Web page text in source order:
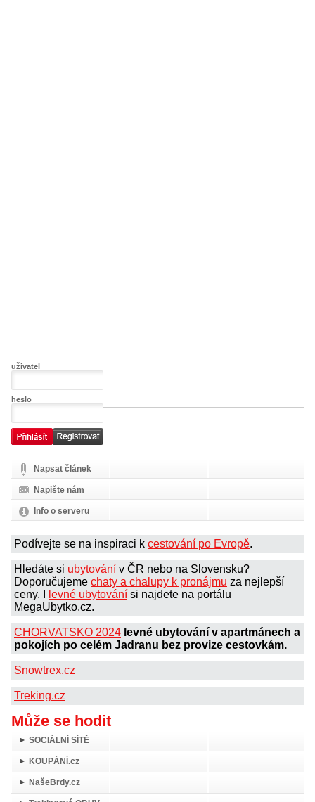
uživatel
heslo
Napsat článek
Napište nám
Info o serveru
Podívejte se na inspiraci k cestování po Evropě.
Hledáte si ubytování v ČR nebo na Slovensku?
Doporučujeme chaty a chalupy k pronájmu za nejlepší
ceny. I
levné ubytování si najdete na portálu
MegaUbytko.cz.
CHORVATSKO 2024 levné ubytování v apartmánech a
pokojích po celém Jadranu bez provize cestovkám.
Snowtrex.cz
Treking.cz
Může se hodit
SOCIÁLNÍ SÍTĚ
KOUPÁNÍ.cz
NašeBrdy.cz